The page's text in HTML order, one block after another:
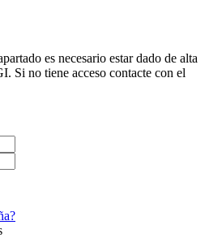
es necesario estar dado de alta
Si no tiene acceso contacte con el